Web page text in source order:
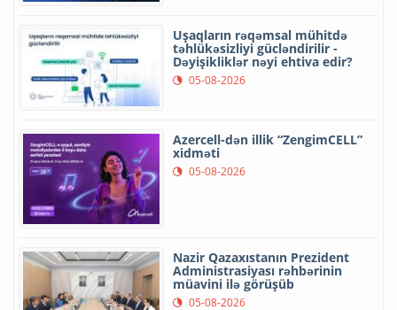
Uşaqların rəqəmsal mühitdə
təhlükəsizliyi gücləndirilir -
Dəyişikliklər nəyi ehtiva edir?
05-08-2026
Azercell-dən illik “ZengimCELL”
xidməti
05-08-2026
Nazir Qazaxıstanın Prezident
Administrasiyası rəhbərinin
müavini ilə görüşüb
05-08-2026